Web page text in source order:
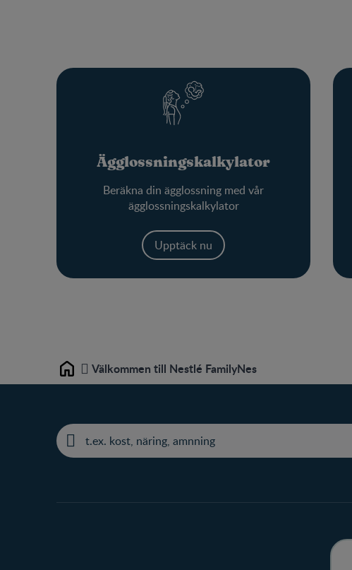
Ägglossningskalkylator
Beräkna din ägglossning med vår
ägglossningskalkylator
Upptäck nu
Home Välkommen till Nestlé FamilyNes